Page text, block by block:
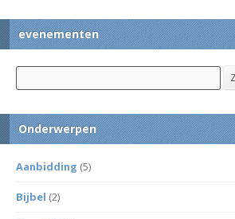
evenementen
Zoek
Onderwerpen
Aanbidding (5)
Bijbel (2)